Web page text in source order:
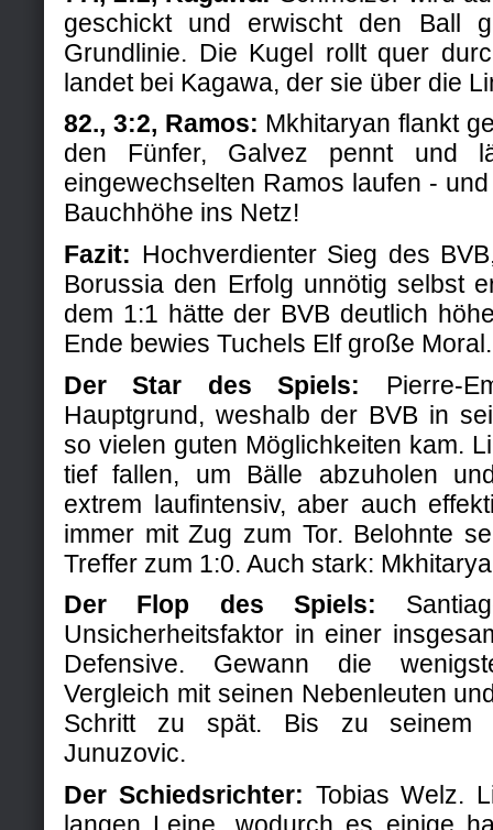
geschickt und erwischt den Ball
Grundlinie. Die Kugel rollt quer
landet bei Kagawa, der sie über die
82., 3:2, Ramos: Mkhitaryan flankt
den Fünfer, Galvez pennt und
eingewechselten Ramos laufen -
Bauchhöhe ins Netz!
Fazit: Hochverdienter Sieg des
Borussia den Erfolg unnötig selbst
dem 1:1 hätte der BVB deutlich
Ende bewies Tuchels Elf große Moral.
Der Star des Spiels: Pierre-
Hauptgrund, weshalb der BVB in
so vielen guten Möglichkeiten kam.
tief fallen, um Bälle abzuholen
extrem laufintensiv, aber auch
immer mit Zug zum Tor. Belohnte
Treffer zum 1:0. Auch stark:
Der Flop des Spiels:
Unsicherheitsfaktor in einer
Defensive. Gewann die
Vergleich mit seinen Nebenleuten
Schritt zu spät. Bis zu seinem
Junuzovic.
Der Schiedsrichter: Tobias Welz.